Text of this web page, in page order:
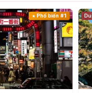
Phổ biến #1